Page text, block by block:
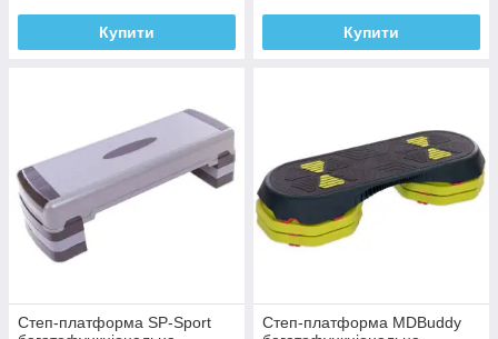
Купити Купити
Степ-платформа SP-Sport
Степ-платформа MDBuddy